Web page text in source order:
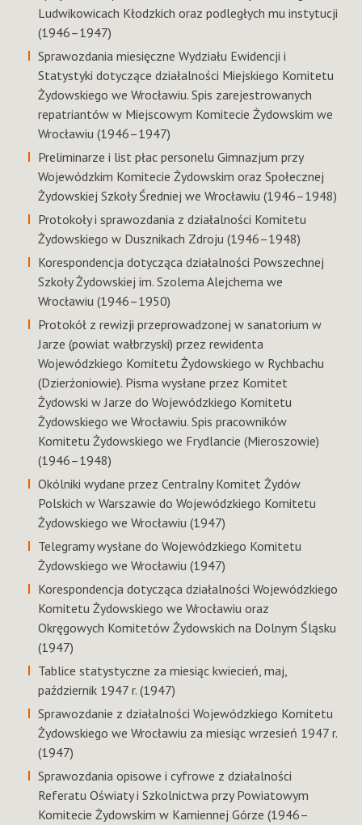
Ludwikowicach Kłodzkich oraz podległych mu instytucji
(1946–1947)
Sprawozdania miesięczne Wydziału Ewidencji i
Statystyki dotyczące działalności Miejskiego Komitetu
Żydowskiego we Wrocławiu. Spis zarejestrowanych
repatriantów w Miejscowym Komitecie Żydowskim we
Wrocławiu (1946–1947)
Preliminarze i list płac personelu Gimnazjum przy
Wojewódzkim Komitecie Żydowskim oraz Społecznej
Żydowskiej Szkoły Średniej we Wrocławiu (1946–1948)
Protokoły i sprawozdania z działalności Komitetu
Żydowskiego w Dusznikach Zdroju (1946–1948)
Korespondencja dotycząca działalności Powszechnej
Szkoły Żydowskiej im. Szolema Alejchema we
Wrocławiu (1946–1950)
Protokół z rewizji przeprowadzonej w sanatorium w
Jarze (powiat wałbrzyski) przez rewidenta
Wojewódzkiego Komitetu Żydowskiego w Rychbachu
(Dzierżoniowie). Pisma wysłane przez Komitet
Żydowski w Jarze do Wojewódzkiego Komitetu
Żydowskiego we Wrocławiu. Spis pracowników
Komitetu Żydowskiego we Frydlancie (Mieroszowie)
(1946–1948)
Okólniki wydane przez Centralny Komitet Żydów
Polskich w Warszawie do Wojewódzkiego Komitetu
Żydowskiego we Wrocławiu (1947)
Telegramy wysłane do Wojewódzkiego Komitetu
Żydowskiego we Wrocławiu (1947)
Korespondencja dotycząca działalności Wojewódzkiego
Komitetu Żydowskiego we Wrocławiu oraz
Okręgowych Komitetów Żydowskich na Dolnym Śląsku
(1947)
Tablice statystyczne za miesiąc kwiecień, maj,
październik 1947 r. (1947)
Sprawozdanie z działalności Wojewódzkiego Komitetu
Żydowskiego we Wrocławiu za miesiąc wrzesień 1947 r.
(1947)
Sprawozdania opisowe i cyfrowe z działalności
Referatu Oświaty i Szkolnictwa przy Powiatowym
Komitecie Żydowskim w Kamiennej Górze (1946–